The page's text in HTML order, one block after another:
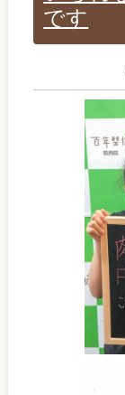
です